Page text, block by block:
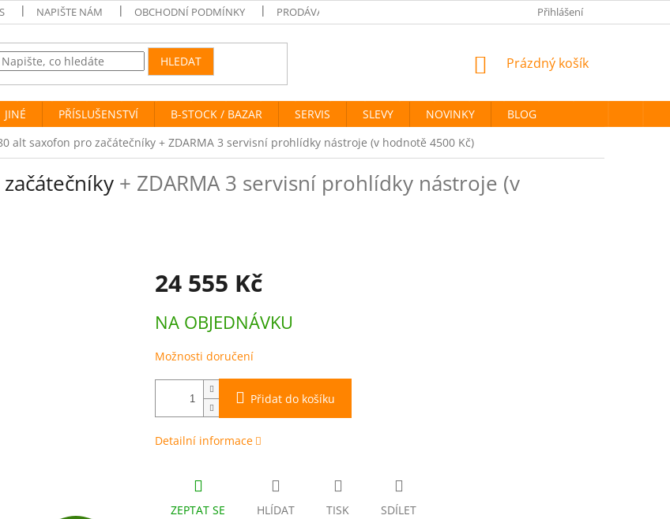
NAPIŠTE NÁM OBCHODNÍ PODMÍNKY PRODÁVANÉ ZNAČKY PODMÍNKY OCHRANY OSOBNÍCH ÚDAJŮ
Přihlášení
HLEDAT
NÁKUPNÍ
Prázdný košík
JINÉ PŘÍSLUŠENSTVÍ B-STOCK / BAZAR SERVIS SLEVY NOVINKY
BLOG
alt saxofon pro začátečníky + ZDARMA 3 servisní prohlídky nástroje (v hodnotě 4500 Kč)
+ ZDARMA 3 servisní prohlídky nástroje (v
24 555 Kč
cena:
NA OBJEDNÁVKU
Možnosti doručení
Přidat do košíku
Detailní informace
TISK
ZEPTAT SE HLÍDAT SDÍLET